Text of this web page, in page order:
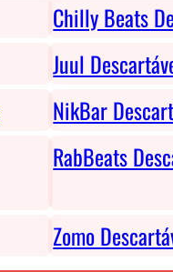
Chilly Beats
Juul
NikBar
RabBeats
Zomo